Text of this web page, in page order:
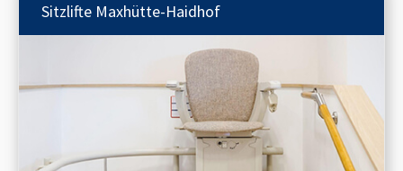
Sitzlifte Maxhütte-Haidhof